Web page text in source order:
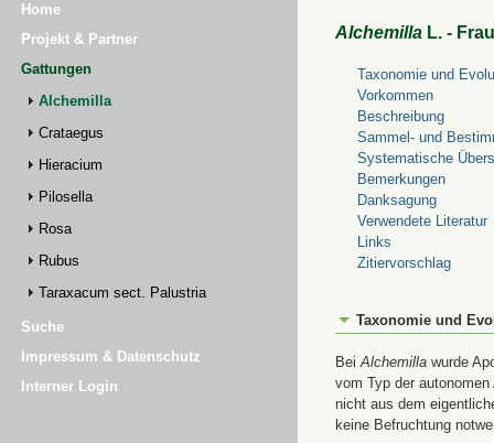
Home
Projekt & Partner
Gattungen
Alchemilla
Crataegus
Hieracium
Pilosella
Rosa
Rubus
Taraxacum sect. Palustria
Suche
Impressum & Datenschutz
Interner Login
Alchemilla L. -
Taxonomie und
Vorkommen
Beschreibung
Sammel- und
Systematische
Bemerkungen
Danksagung
Verwendete Literatur
Links
Zitiervorschlag
Taxonomie und
BeiAlchemilla wurde
vom Typ der
nicht aus dem
keine Befruchtung